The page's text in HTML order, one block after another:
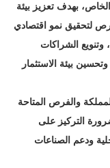
بهدف تعزيز بيئة
لتحقيق نمو اقتصادي
وتنويع الشراكات
بيئة الاستثمار
والفرص المتاحة
التركيز على
ودعم الصناعات